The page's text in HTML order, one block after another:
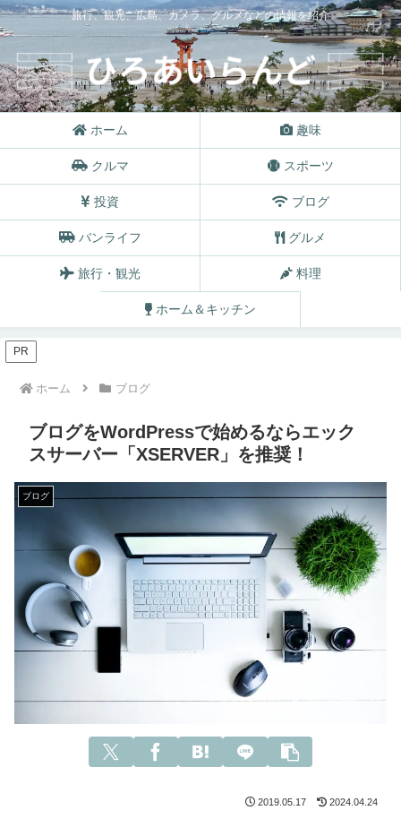
旅行、観光、広島、カメラ、グルメなどの情報を紹介
ホーム 趣味
クルマ スポーツ
投資 ブログ
バンライフ グルメ
旅行・観光 料理
ホーム＆キッチン
PR
ホーム ブログ
ブログをWordPressで始めるならエック
スサーバー「XSERVER」を推奨！
ブログ
2019.05.17 2024.04.24